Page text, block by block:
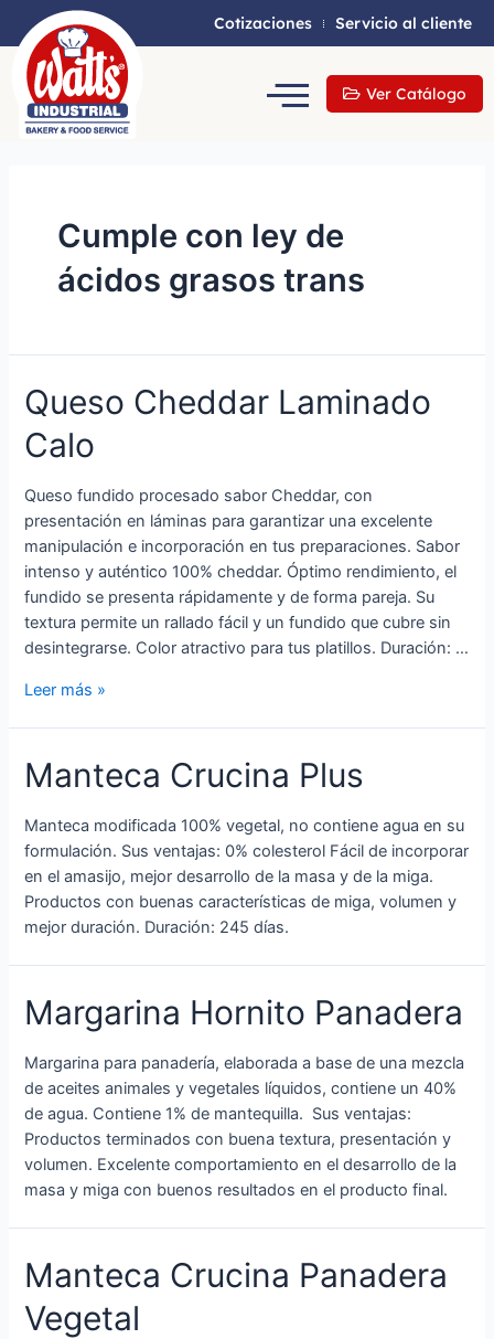
Cotizaciones Servicio al cliente
Ver Catálogo
Cumple con ley de
ácidos grasos trans
Queso Cheddar Laminado
Calo
Queso fundido procesado sabor Cheddar, con
presentación en láminas para garantizar una excelente
manipulación e incorporación en tus preparaciones. Sabor
intenso y auténtico 100% cheddar. Óptimo rendimiento, el
fundido se presenta rápidamente y de forma pareja. Su
textura permite un rallado fácil y un fundido que cubre sin
desintegrarse. Color atractivo para tus platillos. Duración: …
Leer más »
Manteca Crucina Plus
Manteca modificada 100% vegetal, no contiene agua en su
formulación. Sus ventajas: 0% colesterol Fácil de incorporar
en el amasijo, mejor desarrollo de la masa y de la miga.
Productos con buenas características de miga, volumen y
mejor duración. Duración: 245 días.
Margarina Hornito Panadera
Margarina para panadería, elaborada a base de una mezcla
de aceites animales y vegetales líquidos, contiene un 40%
de agua. Contiene 1% de mantequilla. Sus ventajas:
Productos terminados con buena textura, presentación y
volumen. Excelente comportamiento en el desarrollo de la
masa y miga con buenos resultados en el producto final.
Manteca Crucina Panadera
Vegetal